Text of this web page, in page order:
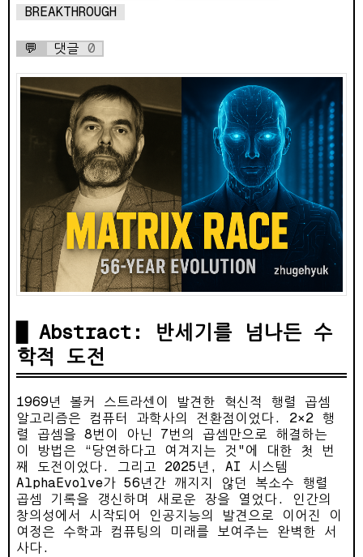
BREAKTHROUGH
💬 댓글 0
Abstract: 반세기를 넘나든 수
학적 도전
1969년 볼커 스트라센이 발견한 혁신적 행렬 곱셈
알고리즘은 컴퓨터 과학사의 전환점이었다. 2×2 행
렬 곱셈을 8번이 아닌 7번의 곱셈만으로 해결하는
이 방법은 “당연하다고 여겨지는 것"에 대한 첫 번
째 도전이었다. 그리고 2025년, AI 시스템
AlphaEvolve가 56년간 깨지지 않던 복소수 행렬
곱셈 기록을 갱신하며 새로운 장을 열었다. 인간의
창의성에서 시작되어 인공지능의 발견으로 이어진 이
여정은 수학과 컴퓨팅의 미래를 보여주는 완벽한 서
사다.